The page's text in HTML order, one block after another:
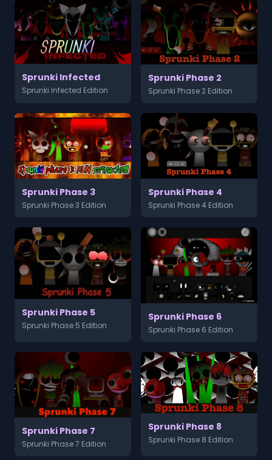
Sprunki Infected
Sprunki Infected Edition
Sprunki Phase 2
Sprunki Phase 2 Edition
Sprunki Phase 3
Sprunki Phase 3 Edition
Sprunki Phase 4
Sprunki Phase 4 Edition
Sprunki Phase 5
Sprunki Phase 5 Edition
Sprunki Phase 6
Sprunki Phase 6 Edition
Sprunki Phase 7
Sprunki Phase 7 Edition
Sprunki Phase 8
Sprunki Phase 8 Edition